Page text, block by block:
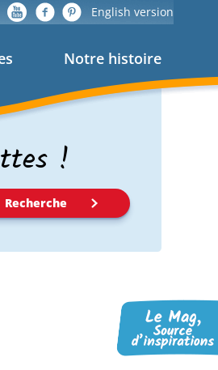
!
Recherche
English version
Notre histoire